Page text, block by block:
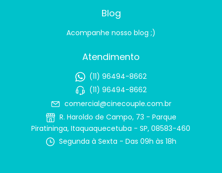
Blog
Acompanhe nosso blog ;)
Atendimento
(11) 96494-8662
(11) 96494-8662
comercial@cinecouple.com.br
R. Haroldo de Campo, 73 - Parque
Piratininga, Itaquaquecetuba - SP, 08583-460
Segunda à Sexta - Das 09h às 18h